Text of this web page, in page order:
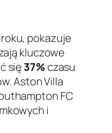
pokazuje
kluczowe
się 37% czasu
Aston Villa
FC
i